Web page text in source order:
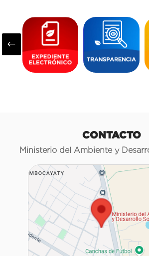
#
CONTACTO
Ministerio del Ambiente y